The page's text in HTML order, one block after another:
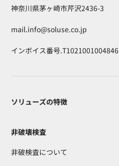
神奈川県茅ヶ崎市芹沢2436-3
mail.info@soluse.co.jp
インボイス番号.T1021001004846
ソリューズの特徴
非破壊検査
非破検査について